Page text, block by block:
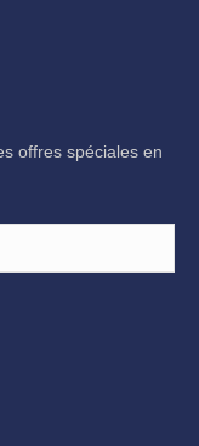
offres spéciales en